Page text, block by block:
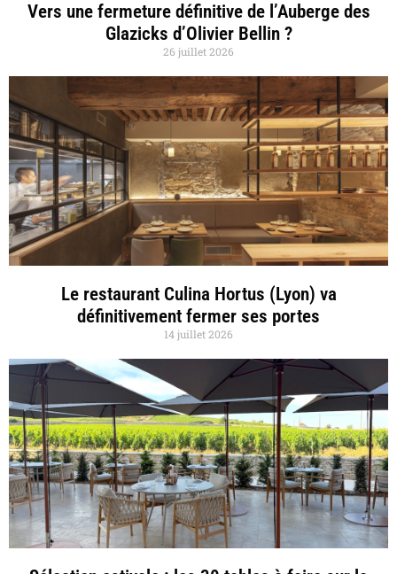
Vers une fermeture définitive de l’Auberge des
Glazicks d’Olivier Bellin ?
26 juillet 2026
Le restaurant Culina Hortus (Lyon) va
définitivement fermer ses portes
14 juillet 2026